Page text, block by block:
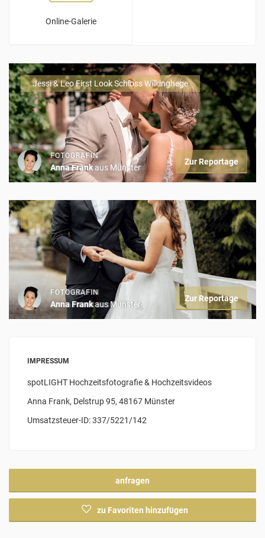
Online-Galerie
Jessi & Leo First Look Schloss Wilkinghege
Zur Reportage
FOTOGRAFIN
Anna Frankaus Münster
Zur Reportage
FOTOGRAFIN
Anna Frankaus Münster
IMPRESSUM
spotLIGHT Hochzeitsfotografie & Hochzeitsvideos
Anna Frank, Delstrup 95, 48167 Münster
Umsatzsteuer-ID: 337/5221/142
anfragen
zu Favoriten hinzufügen